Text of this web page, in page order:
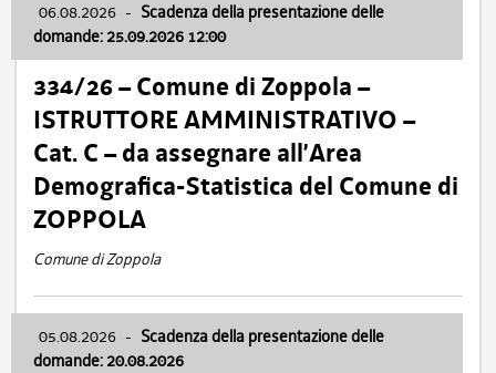
06.08.2026 - Scadenza della presentazione delle
domande: 25.09.2026 12:00
334/26 – Comune di Zoppola –
ISTRUTTORE AMMINISTRATIVO –
Cat. C – da assegnare all’Area
Demografica-Statistica del Comune di
ZOPPOLA
Comune di Zoppola
05.08.2026 - Scadenza della presentazione delle
domande: 20.08.2026